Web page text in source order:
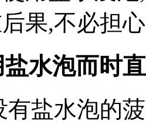
果,不必担心
水泡而时
有盐水泡的